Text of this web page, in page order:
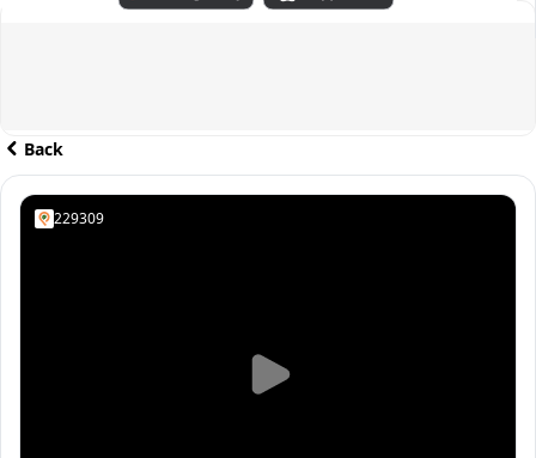
ADVERTISEMENT
Back
229309